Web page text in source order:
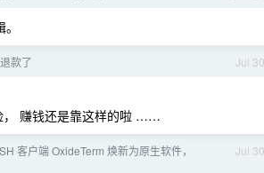
Jul 30
款了
， 赚钱还是靠这样的啦 ……
Jul 30
客户端 OxideTerm 焕新为原生软件，